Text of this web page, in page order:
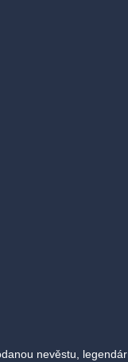
nevěstu,